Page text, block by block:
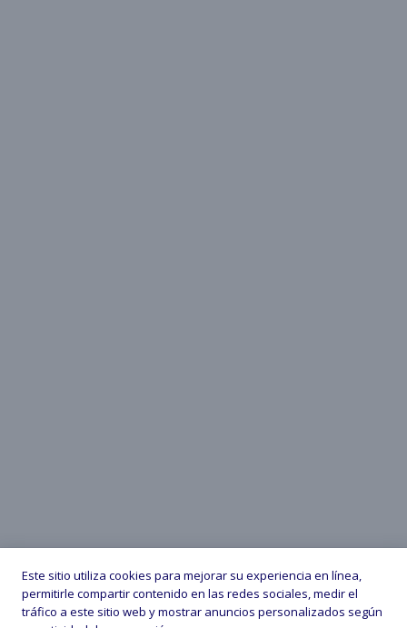
Este sitio utiliza cookies para mejorar su experiencia en línea,
permitirle compartir contenido en las redes sociales, medir el
tráfico a este sitio web y mostrar anuncios personalizados según